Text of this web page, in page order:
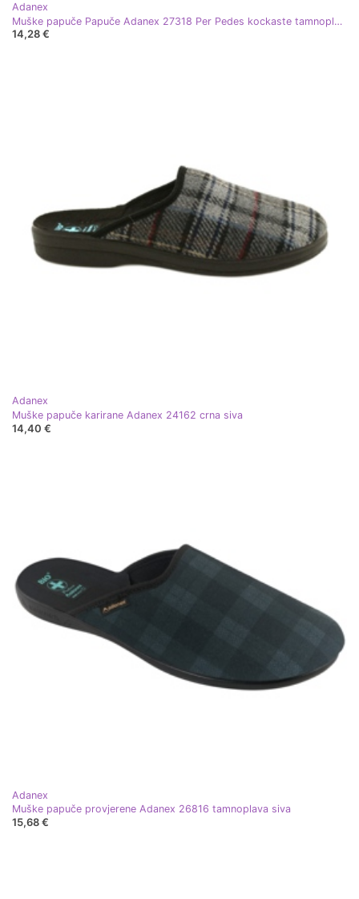
Adanex
Muške papuče Papuče Adanex 27318 Per Pedes kockaste tamnoplava
14,28 €
Adanex
Muške papuče karirane Adanex 24162 crna siva
14,40 €
Adanex
Muške papuče provjerene Adanex 26816 tamnoplava siva
15,68 €